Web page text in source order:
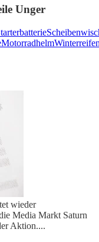
Unger
Motorradhelm
wieder
Media Markt Saturn
Aktion....